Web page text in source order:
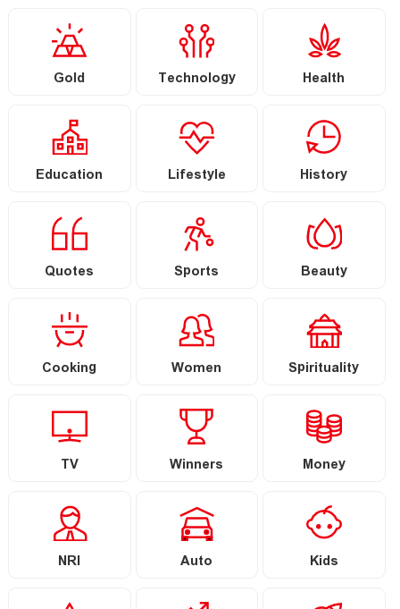
Gold Technology Health
Education Lifestyle History
Quotes Sports Beauty
Cooking Women Spirituality
TV Winners Money
NRI Auto Kids